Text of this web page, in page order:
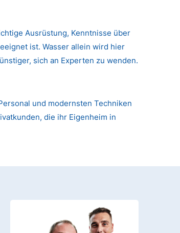
Ausrüstung, Kenntnisse über
ist. Wasser allein wird hier
sich an Experten zu wenden.
und modernsten Techniken
die ihr Eigenheim in